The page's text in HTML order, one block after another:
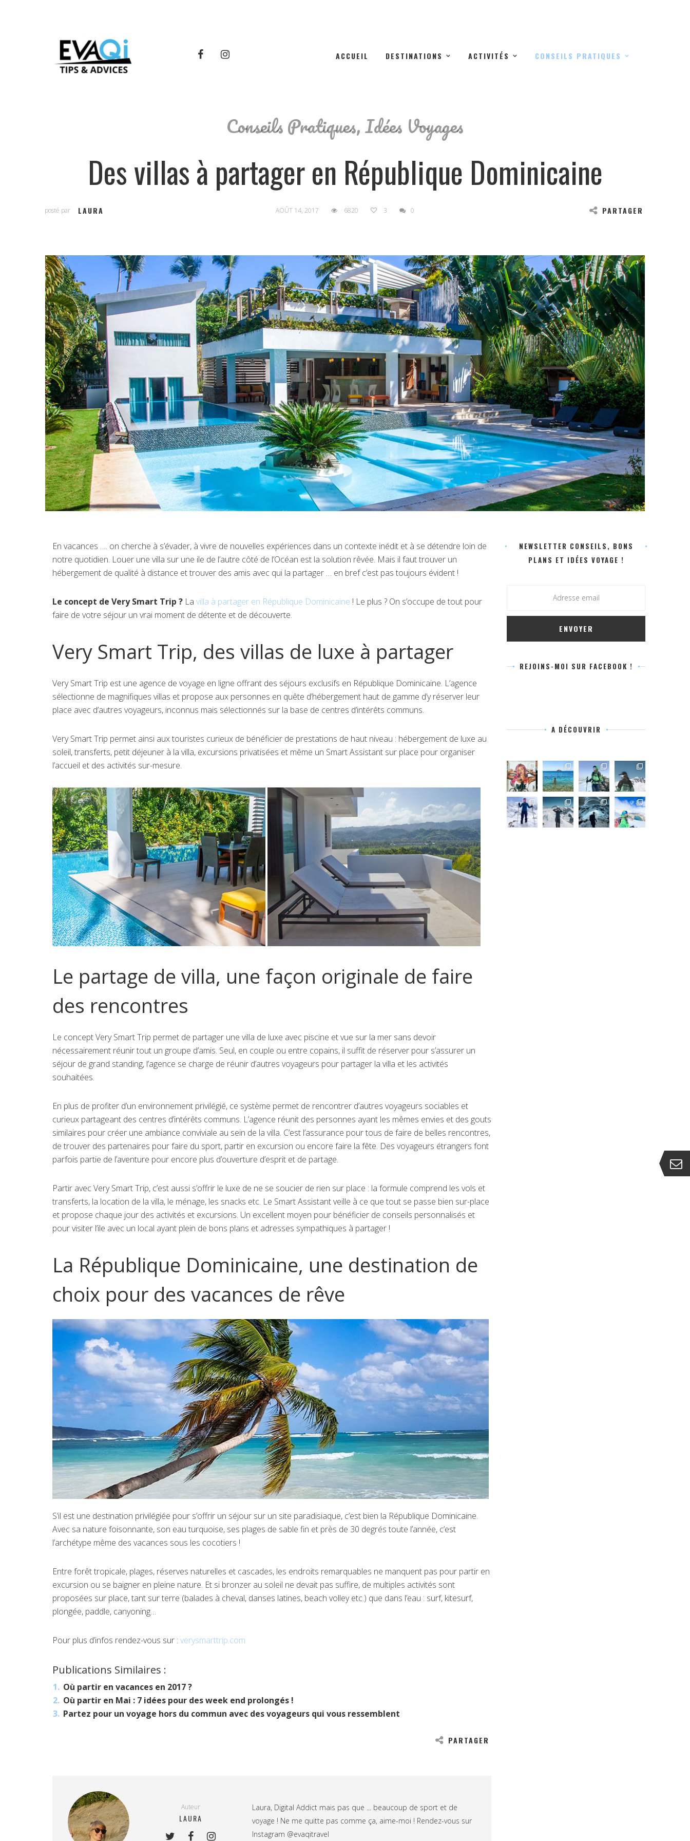
ACCUEIL DESTINATIONS ACTIVITÉS CONSEILS PRATIQUES
Conseils Pratiques,Idées Voyages
Des villas à partager en République Dominicaine
posté par LAURA AOÛT 14, 2017 6820 3 0 PARTAGER
En vacances …. on cherche à s’évader, à vivre de nouvelles expériences dans un contexte inédit et à se détendre loin de
notre quotidien. Louer une villa sur une ile de l’autre côté de l’Océan est la solution rêvée. Mais il faut trouver un
hébergement de qualité à distance et trouver des amis avec qui la partager … en bref c’est pas toujours évident !
Le concept de Very Smart Trip ? La villa à partager en République Dominicaine ! Le plus ? On s’occupe de tout pour
faire de votre séjour un vrai moment de détente et de découverte.
Very Smart Trip, des villas de luxe à partager
Very Smart Trip est une agence de voyage en ligne offrant des séjours exclusifs en République Dominicaine. L’agence
sélectionne de magnifiques villas et propose aux personnes en quête d’hébergement haut de gamme d’y réserver leur
place avec d’autres voyageurs, inconnus mais sélectionnés sur la base de centres d’intérêts communs.
Very Smart Trip permet ainsi aux touristes curieux de bénéficier de prestations de haut niveau : hébergement de luxe au
soleil, transferts, petit déjeuner à la villa, excursions privatisées et même un Smart Assistant sur place pour organiser
l’accueil et des activités sur-mesure.
Le partage de villa, une façon originale de faire
des rencontres
Le concept Very Smart Trip permet de partager une villa de luxe avec piscine et vue sur la mer sans devoir
nécessairement réunir tout un groupe d’amis. Seul, en couple ou entre copains, il suffit de réserver pour s’assurer un
séjour de grand standing, l’agence se charge de réunir d’autres voyageurs pour partager la villa et les activités
souhaitées.
En plus de profiter d’un environnement privilégié, ce système permet de rencontrer d’autres voyageurs sociables et
curieux partageant des centres d’intérêts communs. L’agence réunit des personnes ayant les mêmes envies et des gouts
similaires pour créer une ambiance conviviale au sein de la villa. C’est l’assurance pour tous de faire de belles rencontres,
de trouver des partenaires pour faire du sport, partir en excursion ou encore faire la fête. Des voyageurs étrangers font
parfois partie de l’aventure pour encore plus d’ouverture d’esprit et de partage.
Partir avec Very Smart Trip, c’est aussi s’offrir le luxe de ne se soucier de rien sur place : la formule comprend les vols et
transferts, la location de la villa, le ménage, les snacks etc. Le Smart Assistant veille à ce que tout se passe bien sur-place
et propose chaque jour des activités et excursions. Un excellent moyen pour bénéficier de conseils personnalisés et
pour visiter l’ile avec un local ayant plein de bons plans et adresses sympathiques à partager !
La République Dominicaine, une destination de
choix pour des vacances de rêve
S’il est une destination privilégiée pour s’offrir un séjour sur un site paradisiaque, c’est bien la République Dominicaine.
Avec sa nature foisonnante, son eau turquoise, ses plages de sable fin et près de 30 degrés toute l’année, c’est
l’archétype même des vacances sous les cocotiers !
Entre forêt tropicale, plages, réserves naturelles et cascades, les endroits remarquables ne manquent pas pour partir en
excursion ou se baigner en pleine nature. Et si bronzer au soleil ne devait pas suffire, de multiples activités sont
proposées sur place, tant sur terre (balades à cheval, danses latines, beach volley etc.) que dans l’eau : surf, kitesurf,
plongée, paddle, canyoning…
Pour plus d’infos rendez-vous sur : verysmarttrip.com
Publications Similaires :
Où partir en vacances en 2017 ?
Où partir en Mai : 7 idées pour des week end prolongés !
Partez pour un voyage hors du commun avec des voyageurs qui vous ressemblent
PARTAGER
Auteur
LAURA
Laura, Digital Addict mais pas que ... beaucoup de sport et de
voyage ! Ne me quitte pas comme ça, aime-moi ! Rendez-vous sur
Instagram @evaqitravel
NEWSLETTER CONSEILS, BONS
PLANS ET IDÉES VOYAGE !
REJOINS-MOI SUR FACEBOOK !
A DÉCOUVRIR